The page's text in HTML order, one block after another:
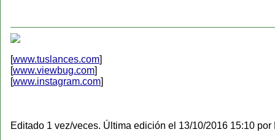
[www.tuslances.com]
[www.viewbug.com]
[www.instagram.com]
Editado 1 vez/veces. Última edición el 13/10/2016 15:10